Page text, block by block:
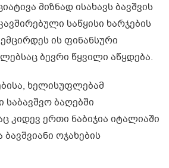
მიზნად ისახავს ბავშვის
საწყისი ხარჯების
ის ფინანსური
ბევრი წყვილი აწყდება.
ხელისუფლებამ
ბაღებში
კიდევ ერთი ნაბიჯია იტალიაში
ოჯახების